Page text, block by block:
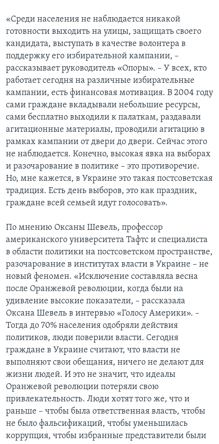
«Среди населения не наблюдается никакой
готовности выходить на улицы, защищать своего
кандидата, выступать в качестве волонтера в
поддержку его избирательной кампании, –
рассказывает руководитель «Опоры». – У всех, кто
работает сегодня на различные избирательные
кампании, есть финансовая мотивация. В 2004 году
сами граждане вкладывали небольшие ресурсы,
сами бесплатно выходили к палаткам, раздавали
агитационные материалы, проводили агитацию в
рамках кампании от двери до двери. Сейчас этого
не наблюдается. Конечно, высокая явка на выборах
и разочарование в политике – это противоречие.
Но, мне кажется, в Украине это такая постсоветская
традиция. Есть день выборов, это как праздник,
граждане всей семьей идут голосовать».
По мнению Оксаны Шевель, профессор
американского университета Тафтс и специалиста
в области политики на постсоветском пространстве,
разочарование в институтах власти в Украине – не
новый феномен. «Исключение составляла весна
после Оранжевой революции, когда были на
удивление высокие показатели, – рассказала
Оксана Шевель в интервью «Голосу Америки». –
Тогда до 70% населения одобряли действия
политиков, люди поверили власти. Сегодня
граждане в Украине считают, что власти не
выполняют свои обещания, ничего не делают для
жизни людей. И это не значит, что идеалы
Оранжевой революции потеряли свою
привлекательность. Люди хотят того же, что и
раньше – чтобы была ответственная власть, чтобы
не было фальсификаций, чтобы уменьшилась
коррупция, чтобы избранные представители были